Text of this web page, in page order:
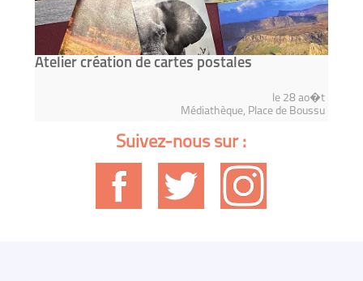
Atelier création de cartes postales
le 28 ao�t
Médiathèque, Place de Boussu
Suivez-nous sur :